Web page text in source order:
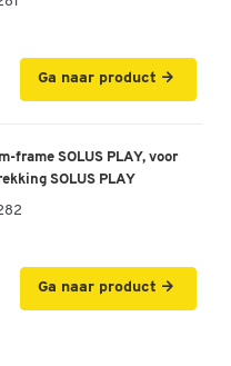
Ga naar product
frame SOLUS PLAY, voor
SOLUS PLAY
Ga naar product